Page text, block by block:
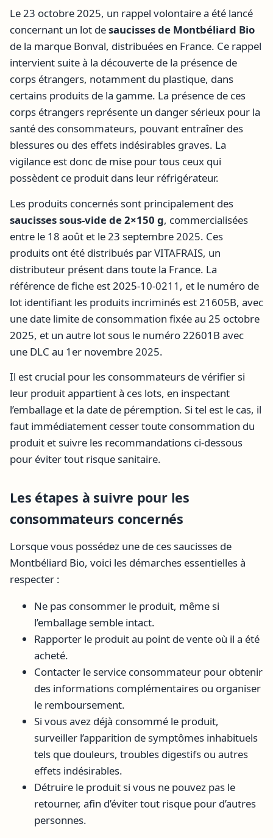
Le 23 octobre 2025, un rappel volontaire a été lancé
concernant un lot desaucisses de Montbéliard Bio
de la marque Bonval, distribuées en France. Ce rappel
intervient suite à la découverte de la présence de
corps étrangers, notamment du plastique, dans
certains produits de la gamme. La présence de ces
corps étrangers représente un danger sérieux pour la
santé des consommateurs, pouvant entraîner des
blessures ou des effets indésirables graves. La
vigilance est donc de mise pour tous ceux qui
possèdent ce produit dans leur réfrigérateur.
Les produits concernés sont principalement des
saucisses sous-vide de 2×150 g, commercialisées
entre le 18 août et le 23 septembre 2025. Ces
produits ont été distribués par VITAFRAIS, un
distributeur présent dans toute la France. La
référence de fiche est 2025-10-0211, et le numéro de
lot identifiant les produits incriminés est 21605B, avec
une date limite de consommation fixée au 25 octobre
2025, et un autre lot sous le numéro 22601B avec
une DLC au 1er novembre 2025.
Il est crucial pour les consommateurs de vérifier si
leur produit appartient à ces lots, en inspectant
l’emballage et la date de péremption. Si tel est le cas, il
faut immédiatement cesser toute consommation du
produit et suivre les recommandations ci-dessous
pour éviter tout risque sanitaire.
Les étapes à suivre pour les
consommateurs concernés
Lorsque vous possédez une de ces saucisses de
Montbéliard Bio, voici les démarches essentielles à
respecter :
Ne pas consommer le produit, même si
l’emballage semble intact.
Rapporter le produit au point de vente où il a été
acheté.
Contacter le service consommateur pour obtenir
des informations complémentaires ou organiser
le remboursement.
Si vous avez déjà consommé le produit,
surveiller l’apparition de symptômes inhabituels
tels que douleurs, troubles digestifs ou autres
effets indésirables.
Détruire le produit si vous ne pouvez pas le
retourner, afin d’éviter tout risque pour d’autres
personnes.